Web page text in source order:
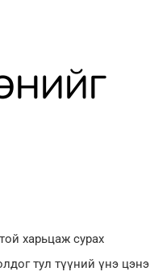
харьцаж сурах
тул түүний үнэ цэнэ